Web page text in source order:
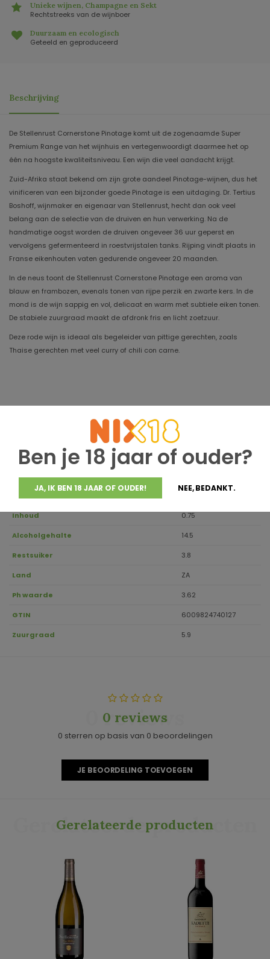
Ben je 18 jaar of ouder?
JA, IK BEN 18 JAAR OF OUDER! NEE, BEDANKT.
Unieke wijnen, Champagne en Sekt
Rechtstreeks van de wijnboer
Duurzaam en ecologisch
Geteeld en geproduceerd
Beschrijving
De Stellenrust Cornerstone Pinotage komt uit de zogenaamde Super
Premium Range van het wijnhuis en vertegenwoordigt daarmee het op
één na hoogste kwaliteitsniveau. Een wijn die veel aandacht krijgt.
Zuid-Afrika staat bekend om zijn grote aandeel Pinotage-wijnen, dus het
vinificeren van een bijzonder goede Pinotage is een uitdaging. Dr. Tertius
Boshoff, wijnmaker en eigenaar van Stellenrust, hecht dan ook veel
belang aan de selectie van de druiven en hun verwerking. Na de
handmatige oogst worden de druiven ongeveer 36 uur geperst en
vervolgens gefermenteerd in roestvrijstalen tanks. Rijping vindt plaats in
Franse eikenhouten vaten gedurende ongeveer 20 maanden.
In de neus toont de Stellenrust Cornerstone Pinotage een aroma van
blauw en frambozen, evenals tonen van rijpe perzik en zwarte kers. In de
mond is de wijn sappig en vol, delicaat en warm met subtiele eiken tonen.
De stabiele zuurgraad maakt de afdronk fris en licht zoetzuur.
Deze rode wijn is ideaal als begeleider van pittige gerechten, zoals
Thaise gerechten met veel curry of chili con carne.
Druivensoort 100% Pinotage
Regio
Inhoud 0.75
Alcoholgehalte 14.5
Restsuiker 3.8
Land ZA
Ph waarde 3.62
GTIN 6009824740127
Zuurgraad 5.9
0 reviews
0 reviews
0 sterren op basis van 0 beoordelingen
JE BEOORDELING TOEVOEGEN
Gerelateerde producten
Gerelateerde producten